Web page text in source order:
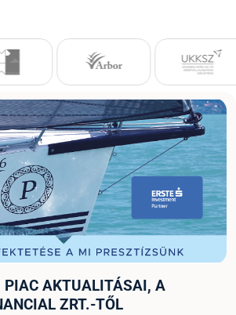
PIAC AKTUALITÁSAI, A
ZRT.-TŐL